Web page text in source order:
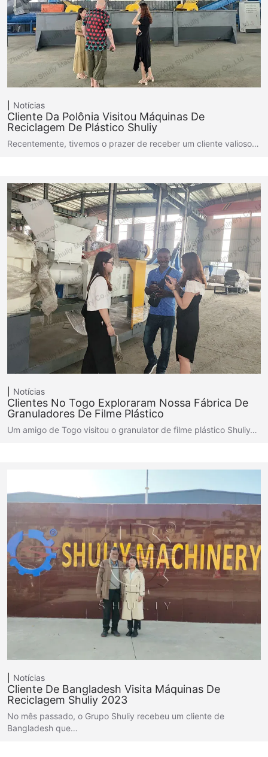
Notícias
Cliente Da Polônia Visitou Máquinas De
Reciclagem De Plástico Shuliy
Recentemente, tivemos o prazer de receber um cliente valioso…
Notícias
Clientes No Togo Exploraram Nossa Fábrica De
Granuladores De Filme Plástico
Um amigo de Togo visitou o granulator de filme plástico Shuliy…
Notícias
Cliente De Bangladesh Visita Máquinas De
Reciclagem Shuliy 2023
No mês passado, o Grupo Shuliy recebeu um cliente de
Bangladesh que…